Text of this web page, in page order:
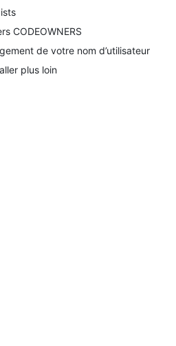
CODEOWNERS
de votre nom d’utilisateur
plus loin